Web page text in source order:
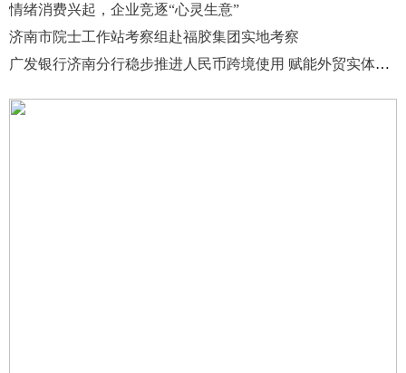
情绪消费兴起，企业竞逐“心灵生意”
济南市院士工作站考察组赴福胶集团实地考察
广发银行济南分行稳步推进人民币跨境使用 赋能外贸实体高质量发展